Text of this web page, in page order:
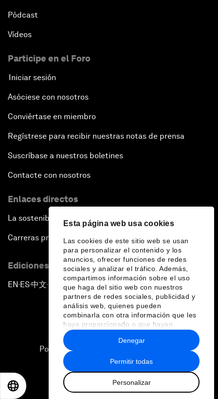
Esta página web usa cookies
Las cookies de este sitio web se usan
para personalizar el contenido y los
anuncios, ofrecer funciones de redes
sociales y analizar el tráfico. Además,
compartimos información sobre el uso
que haga del sitio web con nuestros
partners de redes sociales, publicidad y
análisis web, quienes pueden
combinarla con otra información que les
haya proporcionado o que hayan
recopilado a partir del uso que haya
hecho de sus servicios.
Permitir todas
Personalizar
Denegar
Pódcast
Vídeos
Participe en el Foro
Iniciar sesión
Asóciese con nosotros
Conviértase en miembro
Regístrese para recibir nuestras notas de prensa
Suscríbase a nuestros boletines
Contacte con nosotros
Enlaces directos
La sostenibilidad en el Foro
Carreras profesionales
Ediciones en otros idiomas
EN ▪ES▪中文▪ 日本語
Política de privacidad y normas de uso
Sitemap
2026 Foro Económico Mundial